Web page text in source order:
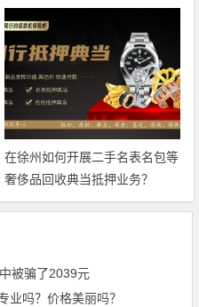
在徐州如何开展二手名表名包等
奢侈品回收典当抵押业务？
被骗了2039元
业吗？价格美丽吗？